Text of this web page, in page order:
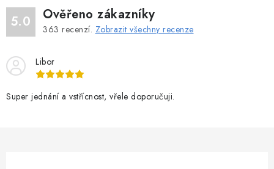
v
k
v
ý
p
v
á
n
5.0 Ověřeno zákazníky
363 recenzí. Zobrazit všechny recenze
Libor
Super jednání a vstřícnost, vřele doporučuji.